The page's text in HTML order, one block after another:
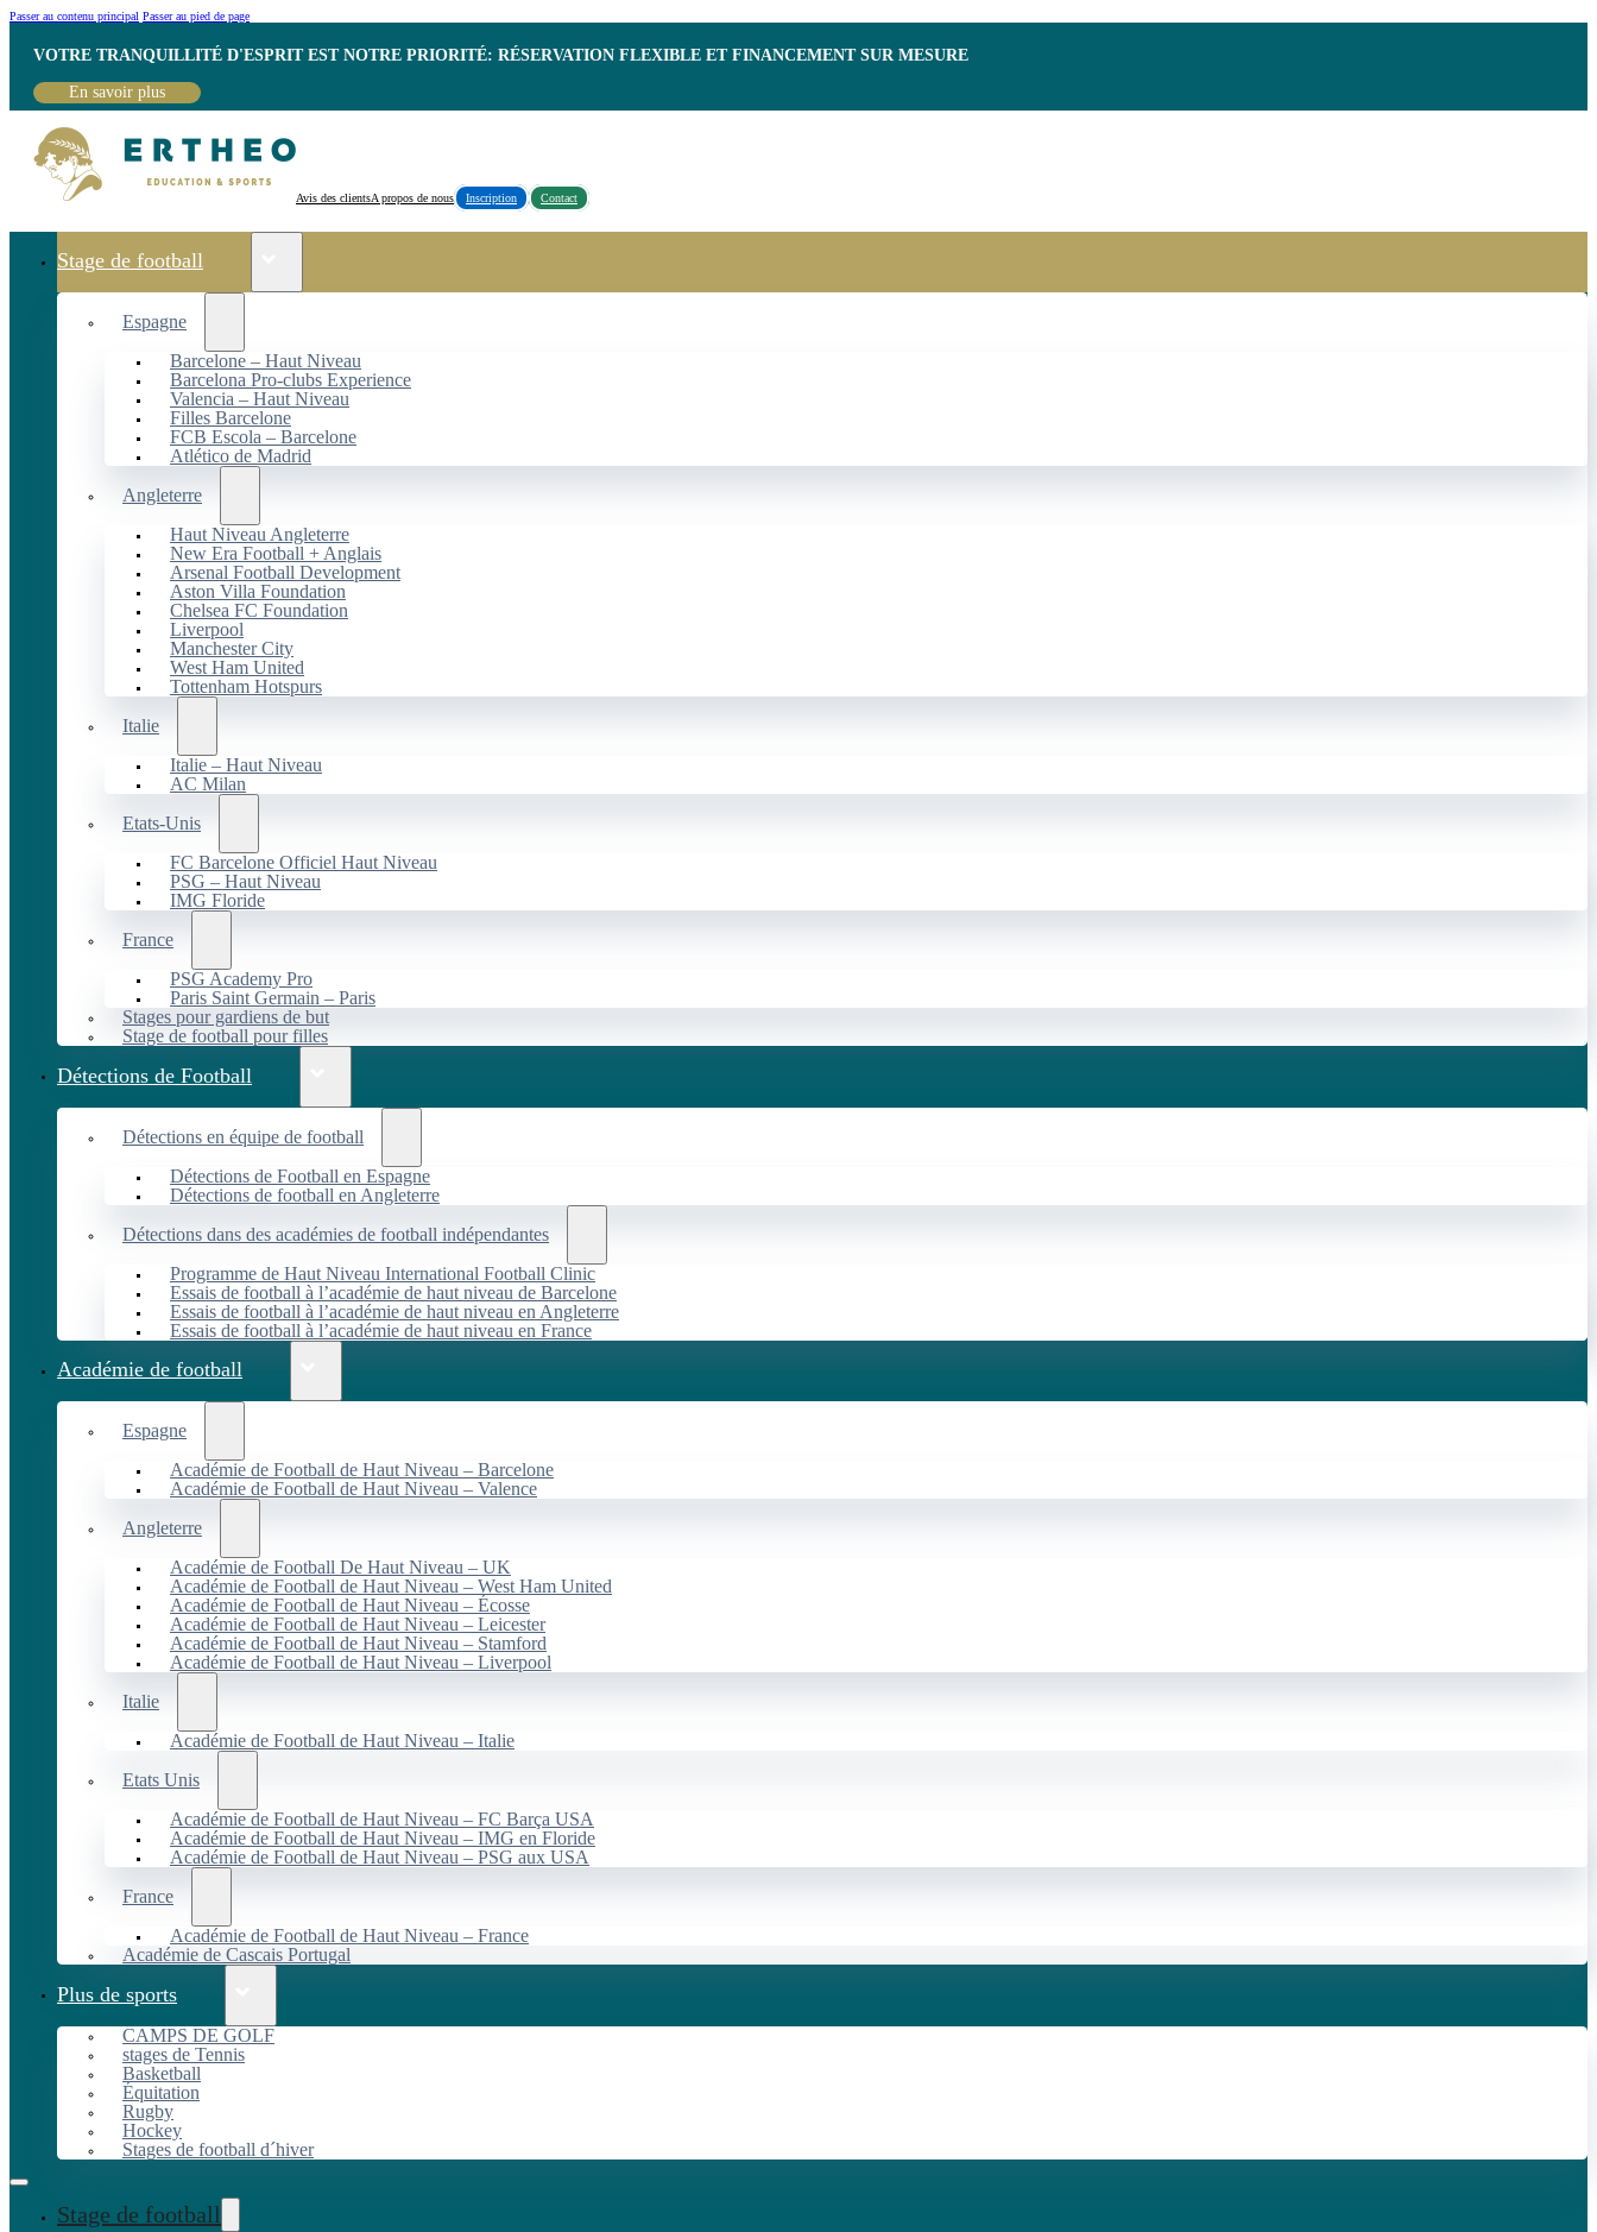
Passer au contenu principal Passer au pied de page
VOTRE TRANQUILLITÉ D'ESPRIT EST NOTRE PRIORITÉ: RÉSERVATION FLEXIBLE ET FINANCEMENT SUR MESURE
En savoir plus
Avis des clientsA propos de nous Inscription Contact
Stage de football
Espagne
Barcelone – Haut Niveau
Barcelona Pro-clubs Experience
Valencia – Haut Niveau
Filles Barcelone
FCB Escola – Barcelone
Atlético de Madrid
Angleterre
Haut Niveau Angleterre
New Era Football + Anglais
Arsenal Football Development
Aston Villa Foundation
Chelsea FC Foundation
Liverpool
Manchester City
West Ham United
Tottenham Hotspurs
Italie
Italie – Haut Niveau
AC Milan
Etats-Unis
FC Barcelone Officiel Haut Niveau
PSG – Haut Niveau
IMG Floride
France
PSG Academy Pro
Paris Saint Germain – Paris
Stages pour gardiens de but
Stage de football pour filles
Détections de Football
Détections en équipe de football
Détections de Football en Espagne
Détections de football en Angleterre
Détections dans des académies de football indépendantes
Programme de Haut Niveau International Football Clinic
Essais de football à l’académie de haut niveau de Barcelone
Essais de football à l’académie de haut niveau en Angleterre
Essais de football à l’académie de haut niveau en France
Académie de football
Espagne
Académie de Football de Haut Niveau – Barcelone
Académie de Football de Haut Niveau – Valence
Angleterre
Académie de Football De Haut Niveau – UK
Académie de Football de Haut Niveau – West Ham United
Académie de Football de Haut Niveau – Écosse
Académie de Football de Haut Niveau – Leicester
Académie de Football de Haut Niveau – Stamford
Académie de Football de Haut Niveau – Liverpool
Italie
Académie de Football de Haut Niveau – Italie
Etats Unis
Académie de Football de Haut Niveau – FC Barça USA
Académie de Football de Haut Niveau – IMG en Floride
Académie de Football de Haut Niveau – PSG aux USA
France
Académie de Football de Haut Niveau – France
Académie de Cascais Portugal
Plus de sports
CAMPS DE GOLF
stages de Tennis
Basketball
Équitation
Rugby
Hockey
Stages de football d´hiver
Stage de football